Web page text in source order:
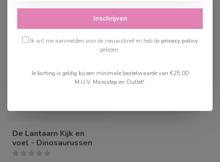
De Lantaarn Kijk en
voel - Dinosaurussen
Inschrijven
Ik wil me aanmelden voor de nieuwsbrief en heb deprivacy policy
gelezen.
Je korting is geldig bij een minimale bestelwaarde van €25,00
M.U.V. Microstep en Outlet!